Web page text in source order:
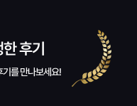
후기
기를 만나보세요!